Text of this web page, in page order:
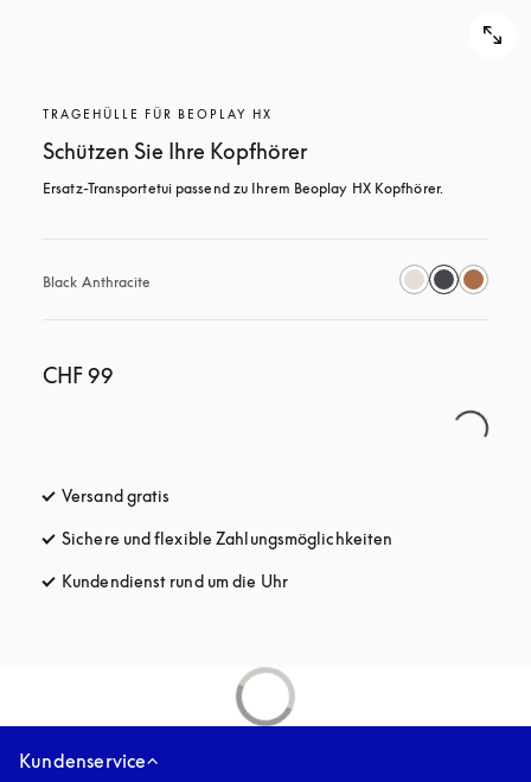
TRAGEHÜLLE FÜR BEOPLAY HX
Schützen Sie Ihre Kopfhörer
Ersatz-Transportetui passend zu Ihrem Beoplay HX Kopfhörer.
Black Anthracite
CHF 99
Versand gratis
Sichere und flexible Zahlungsmöglichkeiten
Kundendienst rund um die Uhröffnet sich in einem neuen Tab
Kundenservice